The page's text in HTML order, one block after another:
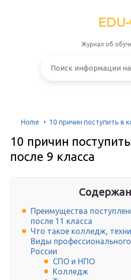
Журнал об
Home 10 причин поступить в
10 причин
после 9 класса
Преимущества
после 11 класса
Что такое колледж,
Виды
России
СПО и НПО
Колледж